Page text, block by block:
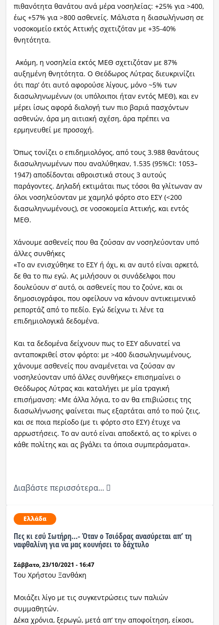
πιθανότητα θανάτου ανά μέρα νοσηλείας: +25% για >400,
έως +57% για >800 ασθενείς. Μάλιστα η διασωλήνωση σε
νοσοκομείο εκτός Αττικής σχετιζόταν με +35-40%
θνητότητα.
Ακόμη, η νοσηλεία εκτός ΜΕΘ σχετιζόταν με 87%
αυξημένη θνητότητα. Ο Θεόδωρος Λύτρας διευκρινίζει
ότι παρ’ ότι αυτό αφορούσε λίγους, μόνο ~5% των
διασωληνωμένων (οι υπόλοιποι ήταν εντός ΜΕΘ), και εν
μέρει ίσως αφορά διαλογή των πιο βαριά πασχόντων
ασθενών, άρα μη αιτιακή σχέση, άρα πρέπει να
ερμηνευθεί με προσοχή.
Όπως τονίζει ο επιδημιολόγος, από τους 3.988 θανάτους
διασωληνωμένων που αναλύθηκαν, 1.535 (95%CI: 1053–
1947) αποδίδονται αθροιστικά στους 3 αυτούς
παράγοντες. Δηλαδή εκτιμάται πως τόσοι θα γλίτωναν αν
όλοι νοσηλεύονταν με χαμηλό φόρτο στο ΕΣΥ (<200
διασωληνωμένους), σε νοσοκομεία Αττικής, και εντός
ΜΕΘ.
Χάνουμε ασθενείς που θα ζούσαν αν νοσηλεύονταν υπό
άλλες συνθήκες
«Το αν ενισχύθηκε το ΕΣΥ ή όχι, κι αν αυτό είναι αρκετό,
δε θα το πω εγώ. Ας μιλήσουν οι συνάδελφοι που
δουλεύουν σ’ αυτό, οι ασθενείς που το ζούνε, και οι
δημοσιογράφοι, που οφείλουν να κάνουν αντικειμενικό
ρεπορτάζ από το πεδίο. Εγώ δείχνω τι λένε τα
επιδημιολογικά δεδομένα.
Και τα δεδομένα δείχνουν πως το ΕΣΥ αδυνατεί να
ανταποκριθεί στον φόρτο: με >400 διασωληνωμένους,
χάνουμε ασθενείς που αναμένεται να ζούσαν αν
νοσηλεύονταν υπό άλλες συνθήκες» επισημαίνει ο
Θεόδωρος Λύτρας και καταλήγει με μία τραγική
επισήμανση: «Με άλλα λόγια, το αν θα επιβιώσεις της
διασωλήνωσης φαίνεται πως εξαρτάται από το πού ζεις,
και σε ποια περίοδο (με τι φόρτο στο ΕΣΥ) έτυχε να
αρρωστήσεις. Το αν αυτό είναι αποδεκτό, ας το κρίνει ο
κάθε πολίτης και ας βγάλει τα όποια συμπεράσματα».
Διαβάστε περισσότερα...
Ελλάδα
Πες κι εσύ Σωτήρη…- Όταν ο Τσιόδρας ανασύρεται απ’ τη
ναφθαλίνη για να μας κουνήσει το δάχτυλο
Σάββατο, 23/10/2021 - 16:47
Του Χρήστου Ξανθάκη
Μοιάζει λίγο με τις συγκεντρώσεις των παλιών
συμμαθητών.
Δέκα χρόνια, ξερωγώ, μετά απ’ την αποφοίτηση, είκοσι,